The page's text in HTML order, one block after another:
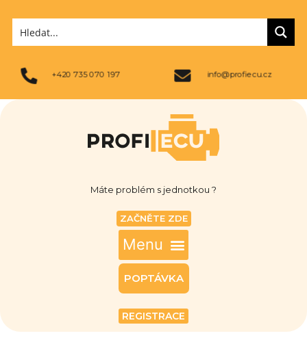
+420 735 070 197 info@profiecu.cz
Máte problém s jednotkou ?
ZAČNĚTE ZDE
POPTÁVKA
REGISTRACE